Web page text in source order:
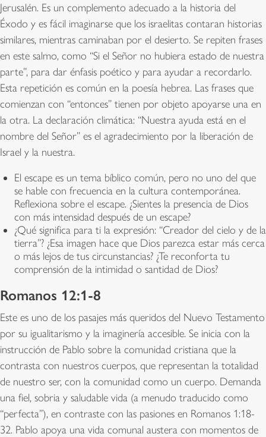
Jerusalén. Es un complemento adecuado a la historia del
Éxodo y es fácil imaginarse que los israelitas contaran historias
similares, mientras caminaban por el desierto. Se repiten frases
en este salmo, como “Si el Señor no hubiera estado de nuestra
parte”, para dar énfasis poético y para ayudar a recordarlo.
Esta repetición es común en la poesía hebrea. Las frases que
comienzan con “entonces” tienen por objeto apoyarse una en
la otra. La declaración climática: “Nuestra ayuda está en el
nombre del Señor” es el agradecimiento por la liberación de
Israel y la nuestra.
El escape es un tema bíblico común, pero no uno del que
se hable con frecuencia en la cultura contemporánea.
Reflexiona sobre el escape. ¿Sientes la presencia de Dios
con más intensidad después de un escape?
¿Qué significa para ti la expresión: “Creador del cielo y de la
tierra”? ¿Esa imagen hace que Dios parezca estar más cerca
o más lejos de tus circunstancias? ¿Te reconforta tu
comprensión de la intimidad o santidad de Dios?
Romanos 12:1-8
Este es uno de los pasajes más queridos del Nuevo Testamento
por su igualitarismo y la imaginería accesible. Se inicia con la
instrucción de Pablo sobre la comunidad cristiana que la
contrasta con nuestros cuerpos, que representan la totalidad
de nuestro ser, con la comunidad como un cuerpo. Demanda
una fiel, sobria y saludable vida (a menudo traducido como
“perfecta”), en contraste con las pasiones en Romanos 1:18-
32. Pablo apoya una vida comunal austera con momentos de